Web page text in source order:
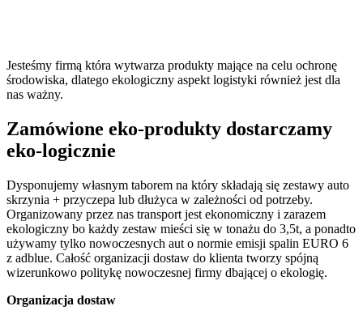
Jesteśmy firmą która wytwarza produkty mające na celu ochronę
środowiska, dlatego ekologiczny aspekt logistyki również jest dla
nas ważny.
Zamówione eko-produkty dostarczamy
eko-logicznie
Dysponujemy własnym taborem na który składają się zestawy auto
skrzynia + przyczepa lub dłużyca w zależności od potrzeby.
Organizowany przez nas transport jest ekonomiczny i zarazem
ekologiczny bo każdy zestaw mieści się w tonażu do 3,5t, a ponadto
używamy tylko nowoczesnych aut o normie emisji spalin EURO 6
z adblue. Całość organizacji dostaw do klienta tworzy spójną
wizerunkowo politykę nowoczesnej firmy dbającej o ekologię.
Organizacja dostaw